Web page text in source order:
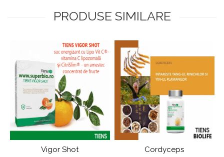
PRODUSE SIMILARE
Vigor Shot Cordyceps